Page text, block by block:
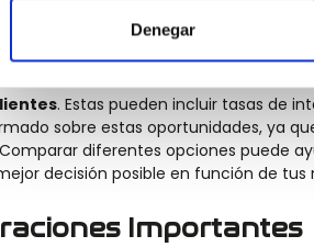
Denegar
y Ofertas Especiales
como los concesionarios
. Estas pueden incluir tasas de
sobre estas oportunidades, ya
diferentes opciones puede
decisión posible en función de tus
Importantes